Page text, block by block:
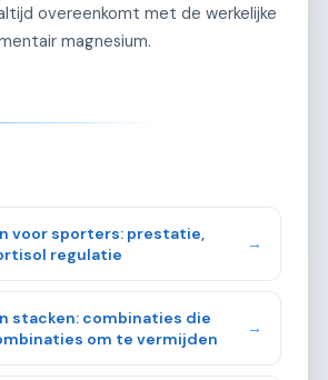
overeenkomt met de werkelijke
magnesium.
voor sporters: prestatie,
regulatie
→
stacken: combinaties die
om te vermijden
→